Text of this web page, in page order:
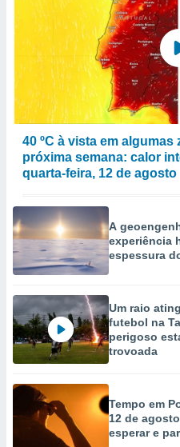
40 ºC à vista em
próxima semana: calor
quarta-feira, 12 de agosto
A
experiência
espessura
Um raio
futebol na
perigoso
trovoada
Tempo em
12 de
esperar e